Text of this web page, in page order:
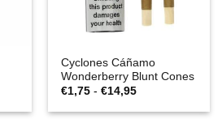
Cyclones Cáñamo
Wonderberry Blunt Cones
€1,75 - €14,95Rango
precios: